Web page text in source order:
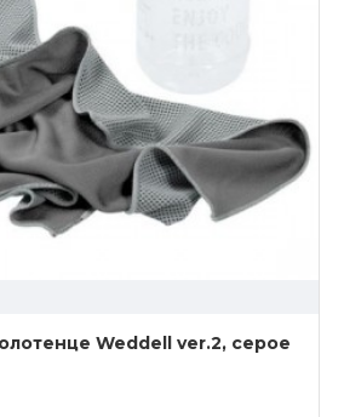
Weddell ver.2, серое